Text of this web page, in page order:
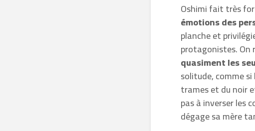
Oshimi fait très
émotions des
planche et
protagonistes. On
quasiment les
solitude, comme
trames et du noir
pas à inverser les
dégage sa mère